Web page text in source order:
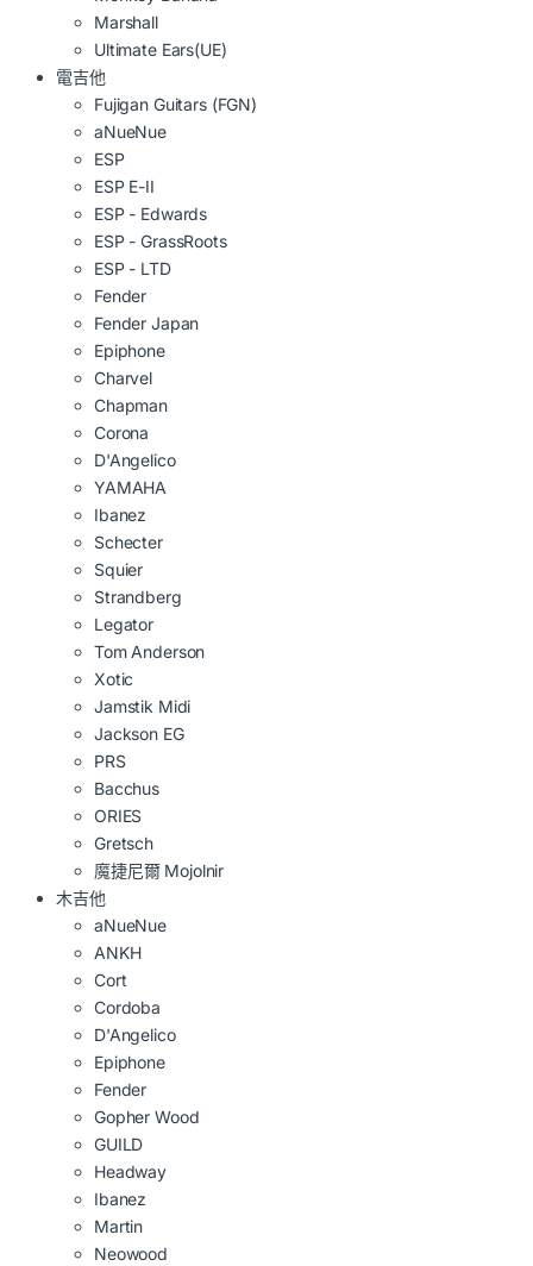
Marshall
Ultimate Ears(UE)
電吉他
Fujigan Guitars (FGN)
aNueNue
ESP
ESP E-II
ESP - Edwards
ESP - GrassRoots
ESP - LTD
Fender
Fender Japan
Epiphone
Charvel
Chapman
Corona
D'Angelico
YAMAHA
Ibanez
Schecter
Squier
Strandberg
Legator
Tom Anderson
Xotic
Jamstik Midi
Jackson EG
PRS
Bacchus
ORIES
Gretsch
魔捷尼爾 Mojolnir
木吉他
aNueNue
ANKH
Cort
Cordoba
D'Angelico
Epiphone
Fender
Gopher Wood
GUILD
Headway
Ibanez
Martin
Neowood